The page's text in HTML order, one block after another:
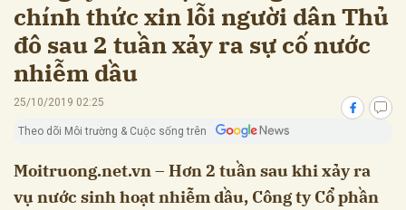
chính thức xin lỗi người dân Thủ
đô sau 2 tuần xảy ra sự cố nước
nhiễm dầu
25/10/2019 02:25
Theo dõi Môi trường & Cuộc sống trên
Moitruong.net.vn – Hơn 2 tuần sau khi xảy ra
vụ nước sinh hoạt nhiễm dầu, Công ty Cổ phần
Hủy